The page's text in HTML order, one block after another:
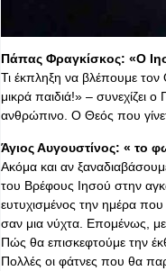
Πάπας Φραγκίσκος: «Ο
Τι έκπληξη να βλέπουμε τον
μικρά παιδιά!» – συνεχίζει
ανθρώπινο. Ο Θεός που
Άγιος Αυγουστίνος: « το
Ακόμα και αν
του Βρέφους Ιησού στην
ευτυχισμένος την ημέρα
σαν μια νύχτα. Επομένως, με
Πώς θα επισκεφτούμε την
Πολλές οι φάτνες που θα